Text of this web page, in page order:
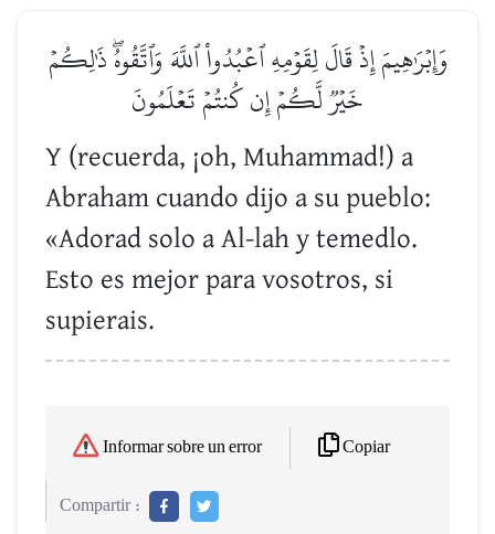
وَإِبۡرَٰهِيمَ إِذۡ قَالَ لِقَوۡمِهِ ٱعۡبُدُواْ ٱللَّهَ وَٱتَّقُوهُۖ ذَٰلِكُمۡ
خَيۡرٞ لَّكُمۡ إِن كُنتُمۡ تَعۡلَمُونَ
Y (recuerda, ¡oh, Muhammad!) a
Abraham cuando dijo a su pueblo:
«Adorad solo a Al-lah y temedlo.
Esto es mejor para vosotros, si
supierais.
Informar sobre un error Copiar
Compartir :